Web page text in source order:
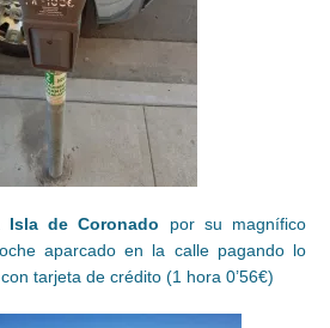
Isla de Coronado por su magnífico
aparcado en la calle pagando lo
tarjeta de crédito (1 hora 0’56€)